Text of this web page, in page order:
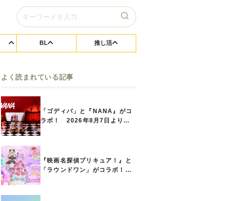
BL 推し活
よく読まれている記事
「ゴディバ」と『NANA』がコ
ラボ！ 2026年8月7日よりシ
『映画名探偵プリキュア！』と
「ラウンドワン」がコラボ！